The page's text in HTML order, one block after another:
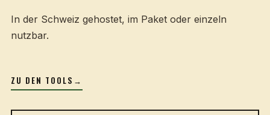
In der Schweiz gehostet, im Paket oder einzeln
nutzbar.
ZU DEN TOOLS →